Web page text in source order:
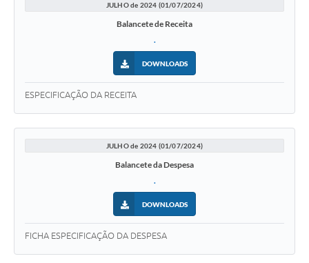
JULHO de 2024 (01/07/2024)
Balancete de Receita
.
DOWNLOADS
ESPECIFICAÇÃO DA RECEITA
JULHO de 2024 (01/07/2024)
Balancete da Despesa
.
DOWNLOADS
FICHA ESPECIFICAÇÃO DA DESPESA